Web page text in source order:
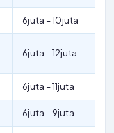
6juta – 10juta
6juta – 12juta
6juta – 11juta
6juta – 9juta